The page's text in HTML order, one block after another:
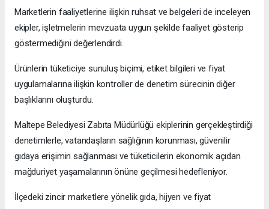
Marketlerin faaliyetlerine ilişkin ruhsat ve belgeleri de inceleyen
ekipler, işletmelerin mevzuata uygun şekilde faaliyet gösterip
göstermediğini değerlendirdi.
Ürünlerin tüketiciye sunuluş biçimi, etiket bilgileri ve fiyat
uygulamalarına ilişkin kontroller de denetim sürecinin diğer
başlıklarını oluşturdu.
Maltepe Belediyesi Zabıta Müdürlüğü ekiplerinin gerçekleştirdiği
denetimlerle, vatandaşların sağlığının korunması, güvenilir
gıdaya erişimin sağlanması ve tüketicilerin ekonomik açıdan
mağduriyet yaşamalarının önüne geçilmesi hedefleniyor.
İlçedeki zincir marketlere yönelik gıda, hijyen ve fiyat